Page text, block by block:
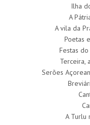
Ilha
A
A vila da
Poetas
Festas
Terceira,
Serões
A Turlu